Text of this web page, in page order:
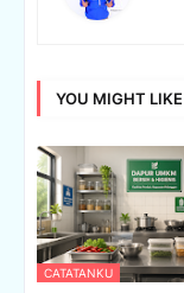
YOU MIGHT LIKE
CATATANKU